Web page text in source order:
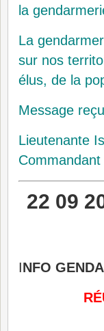
la
La
sur nos
élus, de la
Message
Lieutenante
22 09
INFO